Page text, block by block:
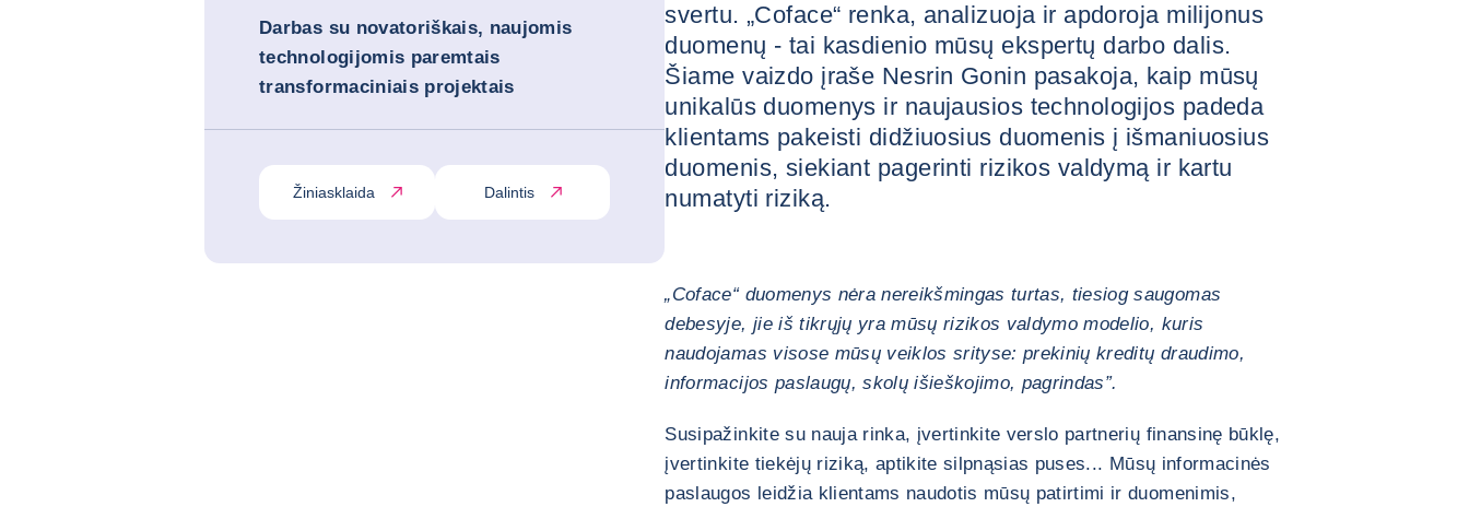
Darbas su novatoriškais, naujomis
technologijomis paremtais
transformaciniais projektais
Žiniasklaida Dalintis
svertu. „Coface“ renka, analizuoja ir apdoroja milijonus
duomenų - tai kasdienio mūsų ekspertų darbo dalis.
Šiame vaizdo įraše Nesrin Gonin pasakoja, kaip mūsų
unikalūs duomenys ir naujausios technologijos padeda
klientams pakeisti didžiuosius duomenis į išmaniuosius
duomenis, siekiant pagerinti rizikos valdymą ir kartu
numatyti riziką.
„Coface“ duomenys nėra nereikšmingas turtas, tiesiog saugomas
debesyje, jie iš tikrųjų yra mūsų rizikos valdymo modelio, kuris
naudojamas visose mūsų veiklos srityse: prekinių kreditų draudimo,
informacijos paslaugų, skolų išieškojimo, pagrindas”.
Susipažinkite su nauja rinka, įvertinkite verslo partnerių finansinę būklę,
įvertinkite tiekėjų riziką, aptikite silpnąsias puses... Mūsų informacinės
paslaugos leidžia klientams naudotis mūsų patirtimi ir duomenimis,